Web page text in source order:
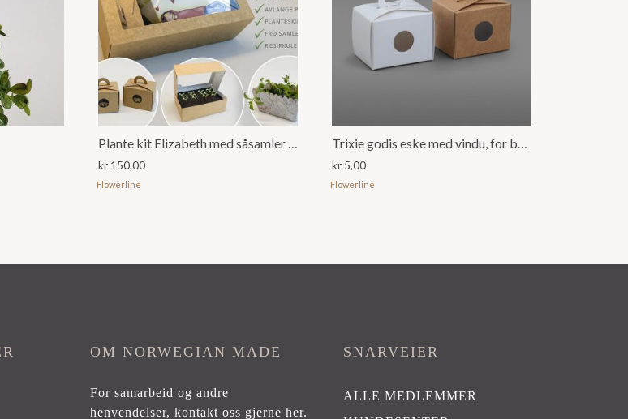
kr150,00
Flowerline
kr 5,00
Flowerline
OM NORWEGIAN MADE
For samarbeid og andre
henvendelser,kontakt oss gjerne her.
SNARVEIER
ALLE MEDLEMMER